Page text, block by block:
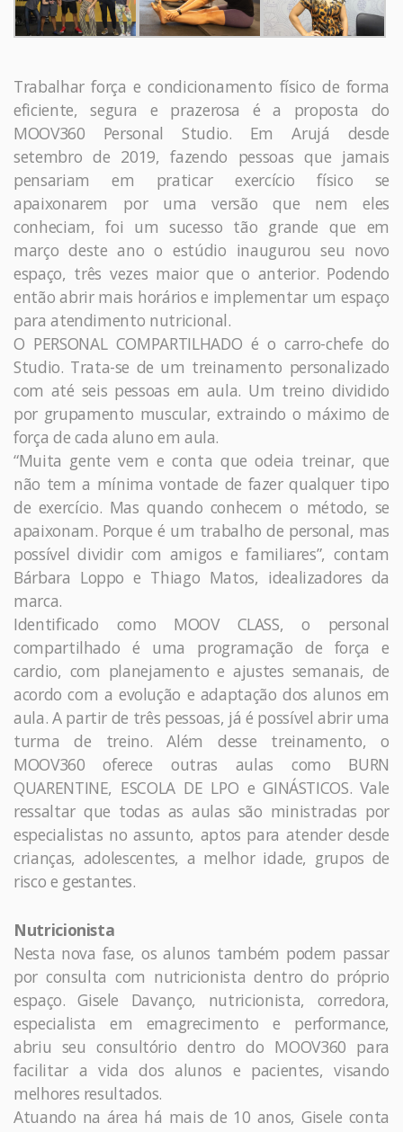
Trabalhar força e condicionamento físico de forma
eficiente, segura e prazerosa é a proposta do
MOOV360 Personal Studio. Em Arujá desde
setembro de 2019, fazendo pessoas que jamais
pensariam em praticar exercício físico se
apaixonarem por uma versão que nem eles
conheciam, foi um sucesso tão grande que em
março deste ano o estúdio inaugurou seu novo
espaço, três vezes maior que o anterior. Podendo
então abrir mais horários e implementar um espaço
para atendimento nutricional.
O PERSONAL COMPARTILHADO é o carro-chefe do
Studio. Trata-se de um treinamento personalizado
com até seis pessoas em aula. Um treino dividido
por grupamento muscular, extraindo o máximo de
força de cada aluno em aula.
“Muita gente vem e conta que odeia treinar, que
não tem a mínima vontade de fazer qualquer tipo
de exercício. Mas quando conhecem o método, se
apaixonam. Porque é um trabalho de personal, mas
possível dividir com amigos e familiares”, contam
Bárbara Loppo e Thiago Matos, idealizadores da
marca.
Identificado como MOOV CLASS, o personal
compartilhado é uma programação de força e
cardio, com planejamento e ajustes semanais, de
acordo com a evolução e adaptação dos alunos em
aula. A partir de três pessoas, já é possível abrir uma
turma de treino. Além desse treinamento, o
MOOV360 oferece outras aulas como BURN
QUARENTINE, ESCOLA DE LPO e GINÁSTICOS. Vale
ressaltar que todas as aulas são ministradas por
especialistas no assunto, aptos para atender desde
crianças, adolescentes, a melhor idade, grupos de
risco e gestantes.
Nutricionista
Nesta nova fase, os alunos também podem passar
por consulta com nutricionista dentro do próprio
espaço. Gisele Davanço, nutricionista, corredora,
especialista em emagrecimento e performance,
abriu seu consultório dentro do MOOV360 para
facilitar a vida dos alunos e pacientes, visando
melhores resultados.
Atuando na área há mais de 10 anos, Gisele conta